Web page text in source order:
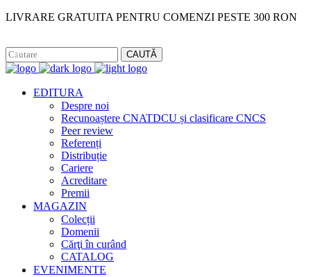
LIVRARE GRATUITA PENTRU COMENZI PESTE 300 RON
CAUTĂ
EDITURA
Despre noi
Recunoaștere CNATDCU și clasificare CNCS
Peer review
Referenți
Distribuție
Cariere
Acreditare
Premii
MAGAZIN
Colecții
Domenii
Cărţi în curând
CATALOG
EVENIMENTE